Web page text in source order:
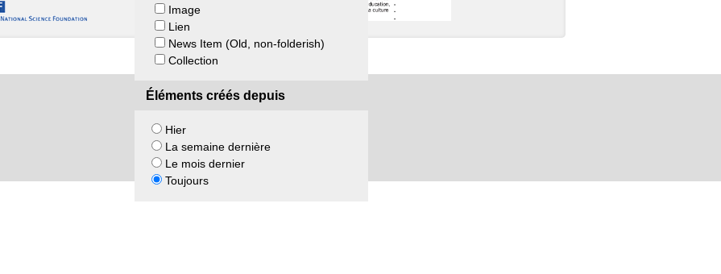
Image
Lien
News Item (Old, non-folderish)
Collection
Éléments créés depuis
Hier
La semaine dernière
Le mois dernier
Toujours